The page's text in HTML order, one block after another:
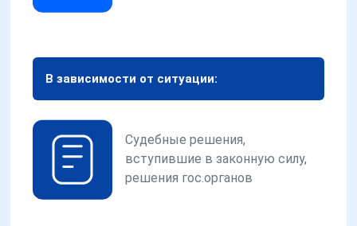
В зависимости от ситуации:
Судебные решения,
вступившие в законную силу,
решения гос.органов